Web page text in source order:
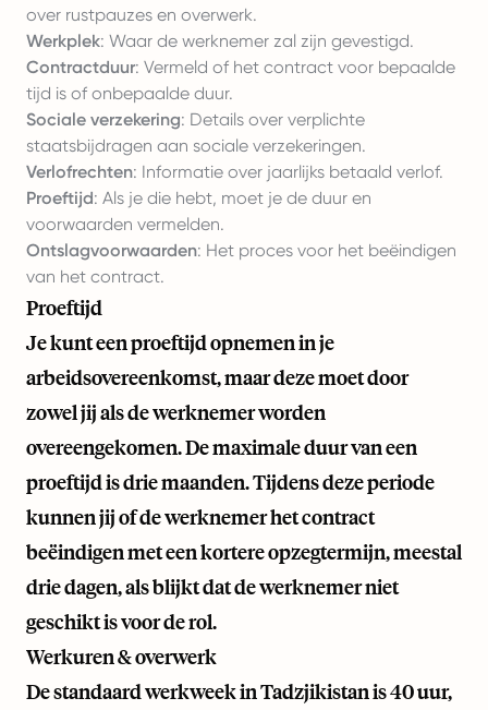
over rustpauzes en overwerk.
Werkplek: Waar de werknemer zal zijn gevestigd.
Contractduur: Vermeld of het contract voor bepaalde
tijd is of onbepaalde duur.
Sociale verzekering: Details over verplichte
staatsbijdragen aan sociale verzekeringen.
Verlofrechten: Informatie over jaarlijks betaald verlof.
Proeftijd: Als je die hebt, moet je de duur en
voorwaarden vermelden.
Ontslagvoorwaarden: Het proces voor het beëindigen
van het contract.
Proeftijd
Je kunt een proeftijd opnemen in je
arbeidsovereenkomst, maar deze moet door
zowel jij als de werknemer worden
overeengekomen. De maximale duur van een
proeftijd is drie maanden. Tijdens deze periode
kunnen jij of de werknemer het contract
beëindigen met een kortere opzegtermijn, meestal
drie dagen, als blijkt dat de werknemer niet
geschikt is voor de rol.
Werkuren & overwerk
De standaard werkweek in Tadzjikistan is 40 uur,